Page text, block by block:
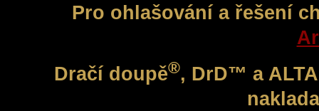
Pro ohlašování a řešení
Dračí doupě®, DrD™ a